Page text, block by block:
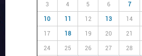
3 4 5 6 7
10 11 12 13 14
17 18 19 20 21
24 25 26 27 28